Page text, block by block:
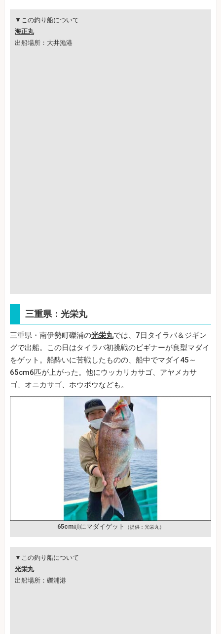
▼この釣り船について
海正丸
出船場所：大井漁港
三重県：光栄丸
三重県・南伊勢町礫浦の光栄丸では、7日タイラバ＆ジギン
グで出船。この日はタイラバ初挑戦のビギナーが良型マダイ
をゲット。船酔いに苦戦したものの、船中でマダイ45～
65cm6匹が上がった。他にウッカリカサゴ、アヤメカサ
ゴ、オニカサゴ、ホウボウなども。
65cm頭にマダイゲット （提供：光栄丸）
▼この釣り船について
光栄丸
出船場所：礫浦港